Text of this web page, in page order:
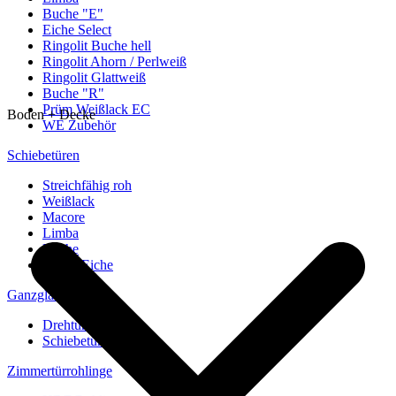
Buche "E"
Eiche Select
Ringolit Buche hell
Ringolit Ahorn / Perlweiß
Ringolit Glattweiß
Buche "R"
Prüm Weißlack EC
WE Zubehör
Schiebetüren
Streichfähig roh
Weißlack
Macore
Limba
Buche
europ. Eiche
Ganzglastüren
Drehtüren
Schiebetüren
Zimmertürrohlinge
Boden + Decke